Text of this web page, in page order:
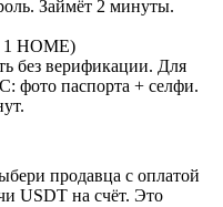
Займёт 2 минуты.
1 HOME)
без верификации. Для
фото паспорта + селфи.
продавца с оплатой
USDT на счёт. Это